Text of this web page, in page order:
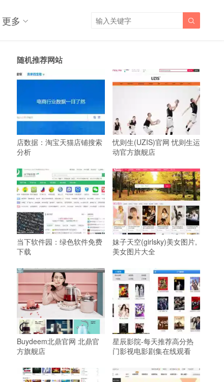
更多 
随机推荐网站
店数据：淘宝天猫店铺搜索
分析
忧则生(UZIS)官网 忧则生运
动官方旗舰店
当下软件园：绿色软件免费
下载
妹子天空(girlsky)美女图片,
美女图片大全
Buydeem北鼎官网 北鼎官
方旗舰店
星辰影院-每天推荐高分热
门影视电影剧集在线观看